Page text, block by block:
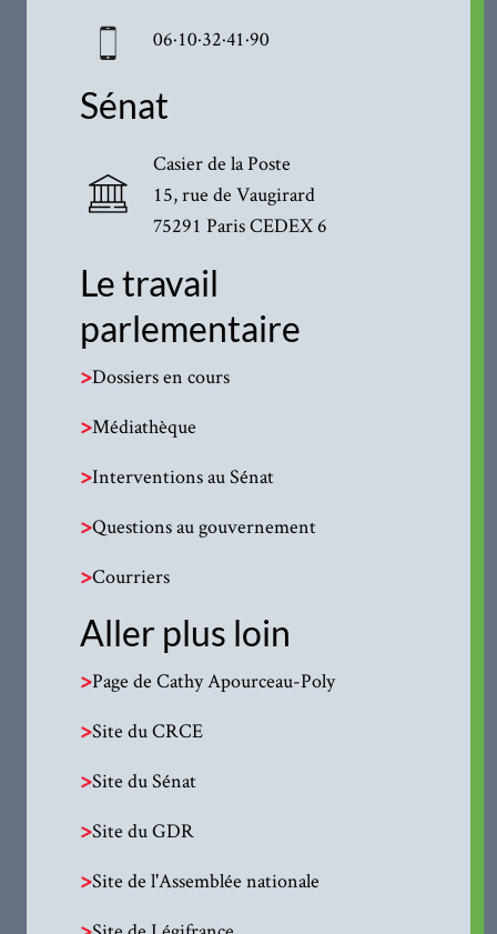
06·10·32·41·90
Sénat
Casier de la Poste
15, rue de Vaugirard
75291 Paris CEDEX 6
Le travail
parlementaire
>Dossiers en cours
>Médiathèque
>Interventions au Sénat
>Questions au gouvernement
>Courriers
Aller plus loin
>Page de Cathy Apourceau-Poly
>Site du CRCE
>Site du Sénat
>Site du GDR
>Site de l'Assemblée nationale